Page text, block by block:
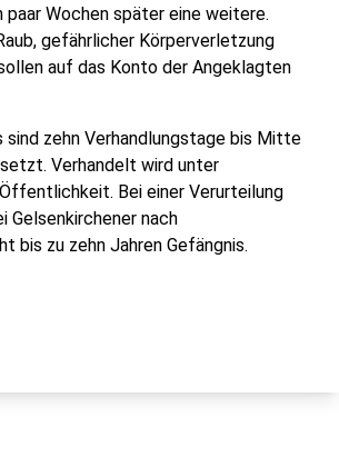
paar Wochen später eine weitere.
gefährlicher Körperverletzung
auf das Konto der Angeklagten
sind zehn Verhandlungstage bis Mitte
Verhandelt wird unter
Bei einer Verurteilung
Gelsenkirchener nach
bis zu zehn Jahren Gefängnis.